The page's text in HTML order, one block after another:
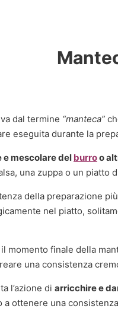
dal termine “manteca”
eseguita durante la
mescolare del burroo
una zuppa o un piatto
della preparazione
nel piatto,
il momento finale della
una consistenza
l’azione di arricchire e
a ottenere una